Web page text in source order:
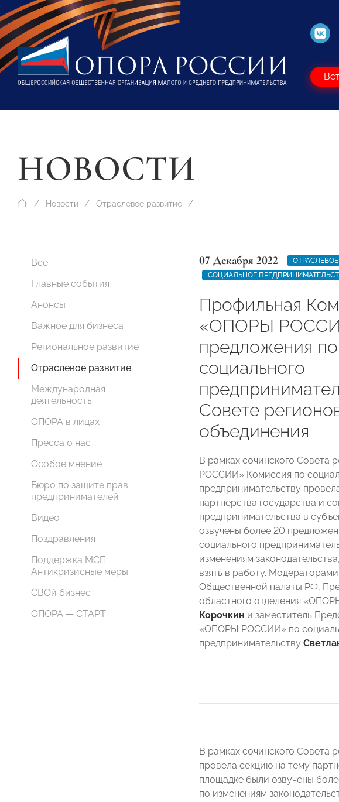
НОВОСТИ
Новости Отраслевое развитие
Все
Главные события
Анонсы
Важное для бизнеса
Региональное развитие
Отраслевое развитие
Международная
деятельность
ОПОРА в лицах
Пресса о нас
Особое мнение
Бюро по защите прав
предпринимателей
Видео
Поздравления
Поддержка МСП.
Антикризисные меры
СВОй бизнес
ОПОРА — СТАРТ
07 Декабря 2022
СОЦИАЛЬНОЕ
Профильная
«ОПОРЫ
предложения
социального
Совете
объединения
В рамках сочинского Совета
РОССИИ» Комиссия по
предпринимательству
партнерства государства и
предпринимательства в
озвучены более 20
социального
изменениям
взять в работу.
Общественной палаты РФ,
областного отделения
Корочкин и заместитель
«ОПОРЫ РОССИИ» по
предпринимательству
В рамках сочинского
провела секцию на тему
площадке были озвучены
по изменениям